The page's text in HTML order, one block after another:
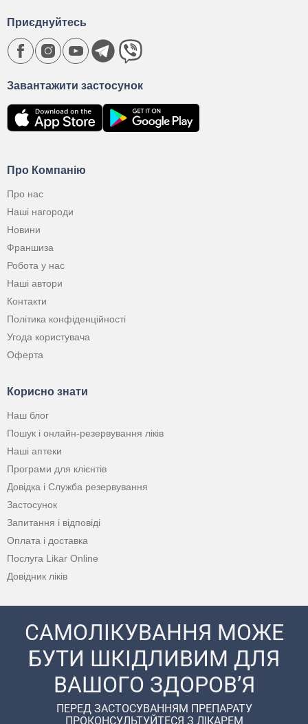
Про Компанію
Про нас
Наші нагороди
Новини
Франшиза
Робота у нас
Наші автори
Контакти
Політика конфіденційності
Угода користувача
Оферта
Корисно знати
Наш блог
Пошук і онлайн-резервування ліків
Наші аптеки
Програми для клієнтів
Довідка і Служба резервування
Застосунок
Запитання і відповіді
Оплата і доставка
Послуга Likar Online
Довідник ліків
Завантажити застосунок
Приєднуйтесь
САМОЛІКУВАННЯ МОЖЕ
БУТИ ШКІДЛИВИМ ДЛЯ
ВАШОГО ЗДОРОВ’Я
ПЕРЕД ЗАСТОСУВАННЯМ ПРЕПАРАТУ
ПРОКОНСУЛЬТУЙТЕСЯ З ЛІКАРЕМ